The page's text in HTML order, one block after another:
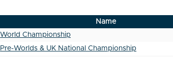
Name
World Championship
Pre-Worlds & UK National Championship